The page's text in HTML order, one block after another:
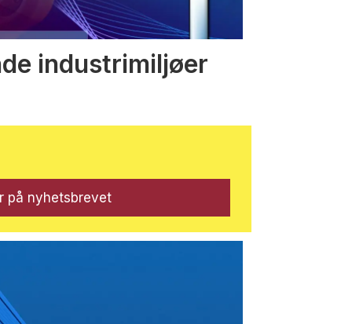
industrimiljøer